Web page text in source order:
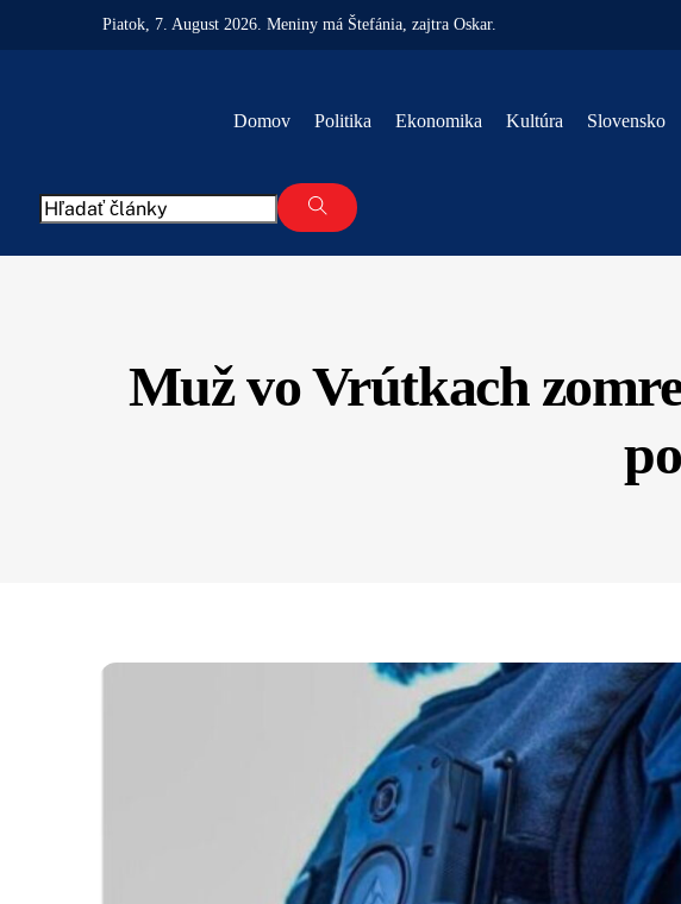
Piatok, 7. August 2026. Meniny má Štefánia, zajtra Oskar.
Domov Politika Ekonomika Kultúra Slovensko
Muž vo Vrútkach